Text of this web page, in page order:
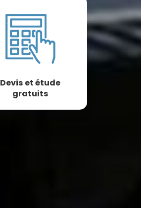
Devis et étude
gratuits